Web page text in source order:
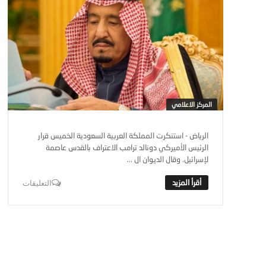
المركز الاعلامي
الرياض - استنكرت المملكة العربية السعودية الخميس قرار
الرئيس الأميركي دونالد ترامب الاعتراف بالقدس عاصمة
لإسرائيل. وقال الديوان ال ...
التعليقات